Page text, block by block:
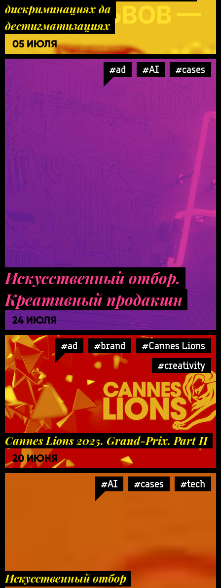
дискриминациях да
дестигматизациях
05 ИЮЛЯ
#ad #AI #cases
Искусственный отбор.
Креативный продакшн
24 ИЮЛЯ
#ad #brand
#Cannes Lions
#creativity
Cannes Lions 2025. Grand-Prix. Part II
20 ИЮНЯ
#AI #cases #tech
Искусственный отбор